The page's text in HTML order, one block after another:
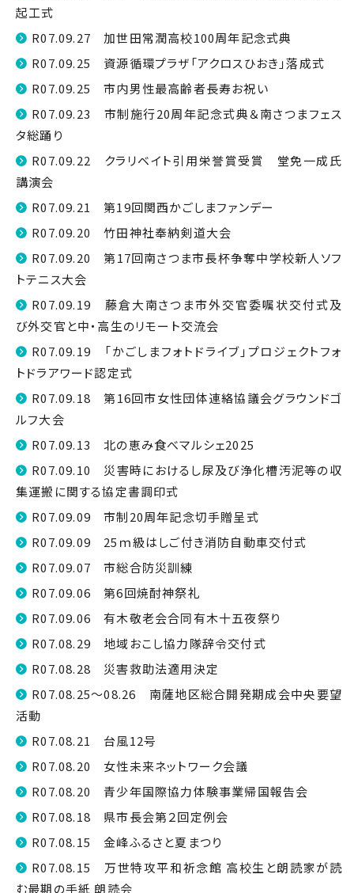
起工式
R07.09.27 加世田常潤高校100周年記念式典
R07.09.25 資源循環プラザ「アクロスひおき」落成式
R07.09.25 市内男性最高齢者長寿お祝い
R07.09.23 市制施行20周年記念式典＆南さつまフェス
タ総踊り
R07.09.22 クラリベイト引用栄誉賞受賞 堂免一成氏
講演会
R07.09.21 第19回関西かごしまファンデー
R07.09.20 竹田神社奉納剣道大会
R07.09.20 第17回南さつま市長杯争奪中学校新人ソフ
トテニス大会
R07.09.19 藤倉大南さつま市外交官委嘱状交付式及
び外交官と中・高生のリモート交流会
R07.09.19 「かごしまフォトドライブ」プロジェクトフォ
トドラアワード認定式
R07.09.18 第16回市女性団体連絡協議会グラウンドゴ
ルフ大会
R07.09.13 北の恵み食べマルシェ2025
R07.09.10 災害時におけるし尿及び浄化槽汚泥等の収
集運搬に関する協定書調印式
R07.09.09 市制20周年記念切手贈呈式
R07.09.09 25ｍ級はしご付き消防自動車交付式
R07.09.07 市総合防災訓練
R07.09.06 第6回焼酎神祭礼
R07.09.06 有木敬老会合同有木十五夜祭り
R07.08.29 地域おこし協力隊辞令交付式
R07.08.28 災害救助法適用決定
R07.08.25～08.26 南薩地区総合開発期成会中央要望
活動
R07.08.21 台風12号
R07.08.20 女性未来ネットワーク会議
R07.08.20 青少年国際協力体験事業帰国報告会
R07.08.18 県市長会第２回定例会
R07.08.15 金峰ふるさと夏まつり
R07.08.15 万世特攻平和祈念館 高校生と朗読家が読
む最期の手紙 朗読会